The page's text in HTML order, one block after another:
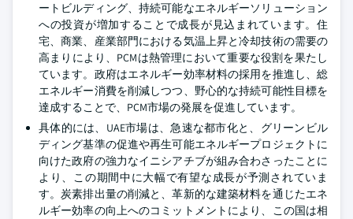
ートビルディング、持続可能なエネルギーソリューション
への投資が増加することで成長が見込まれています。住
宅、商業、産業部門における気温上昇と冷却技術の需要の
高まりにより、PCMは熱管理において重要な役割を果たし
ています。政府はエネルギー効率材料の採用を推進し、総
エネルギー消費を削減しつつ、野心的な持続可能性目標を
達成することで、PCM市場の発展を促進しています。
具体的には、UAE市場は、急速な都市化と、グリーンビル
ディング基準の促進や再生可能エネルギープロジェクトに
向けた政府の強力なイニシアチブが組み合わさったことに
より、この期間中に大幅で有望な成長が予測されていま
す。炭素排出量の削減と、革新的な建築材料を通じたエネ
ルギー効率の向上へのコミットメントにより、この国は相